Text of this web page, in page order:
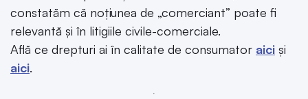
constatăm că noțiunea de „comerciant” poate fi
relevantă și în litigiile civile-comerciale.
Află ce drepturi ai în calitate de consumator aici și
aici.